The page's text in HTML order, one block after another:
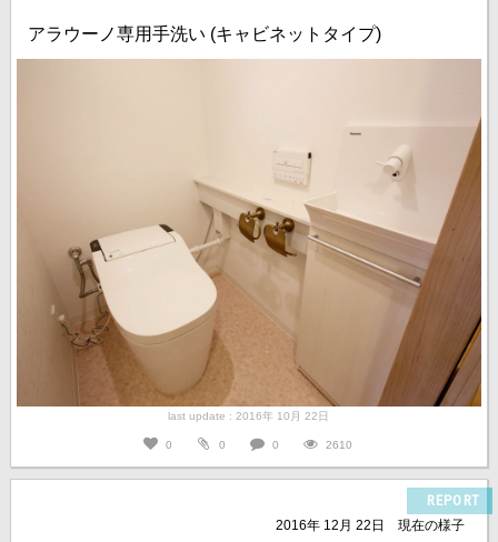
アラウーノ専用手洗い (キャビネットタイプ)
last update : 2016年 10月 22日
0 0 0 2610
REPORT
2016年 12月 22日
現在の様子